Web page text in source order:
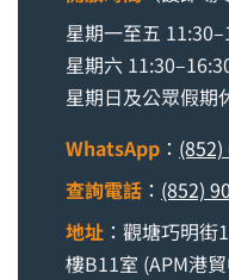
星期一至五
星期六
星期日及公眾假期
WhatsApp ：
查詢電話 ： (852)
地址 ：觀塘巧明
樓B11室 (APM港